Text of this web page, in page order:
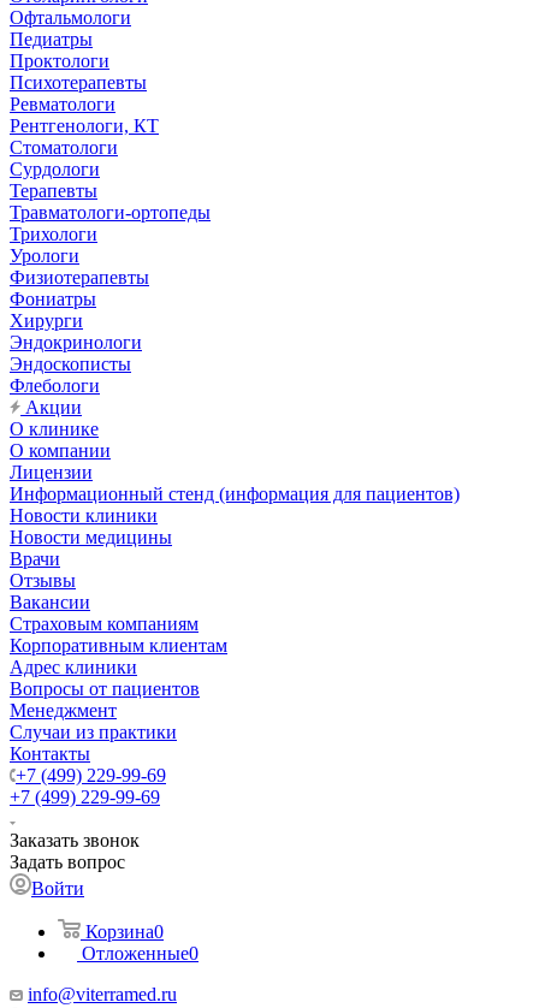
Офтальмологи
Педиатры
Проктологи
Психотерапевты
Ревматологи
Рентгенологи, КТ
Стоматологи
Сурдологи
Терапевты
Травматологи-ортопеды
Трихологи
Урологи
Физиотерапевты
Фониатры
Хирурги
Эндокринологи
Эндоскописты
Флебологи
Акции
О клинике
О компании
Лицензии
Информационный стенд (информация для пациентов)
Новости клиники
Новости медицины
Врачи
Отзывы
Вакансии
Страховым компаниям
Корпоративным клиентам
Адрес клиники
Вопросы от пациентов
Менеджмент
Случаи из практики
Контакты
+7 (499) 229-99-69
+7 (499) 229-99-69
Заказать звонок
Задать вопрос
Войти
Корзина0
Отложенные0
info@viterramed.ru